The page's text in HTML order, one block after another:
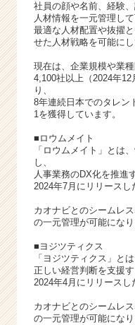
社員の顔や名前、経験
人材情報を一元管理し
最適な人材配置や抜擢
せた人材戦略を可能にし
現在は、企業規模や業種
4,100社以上（2024年
り、
8年連続日本でのタレン
1を獲得しています。
■ロウムメイト
「ロウムメイト」とは
し、
人事業務のDX化を推進
2024年7月にリリースし
カオナビとのシームレ
の一元管理が可能になり
■ヨジツティクス
「ヨジツティクス」と
正しい経営判断を支援
2024年4月にリリースし
カオナビとのシームレ
の一元管理が可能になり